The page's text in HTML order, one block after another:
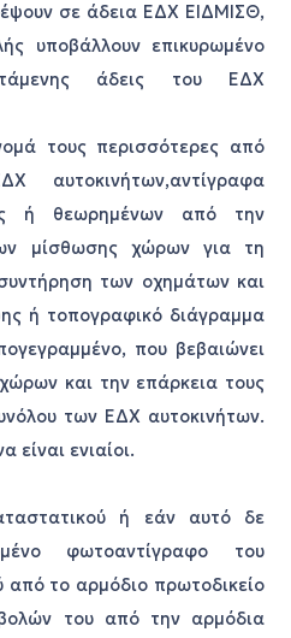
σε άδεια ΕΔΧ ΕΙΔΜΙΣΘ,
υποβάλλουν επικυρωμένο
άδεις του ΕΔΧ
τους περισσότερες από
ή θεωρημένων από την
μίσθωσης χώρων για τη
των οχημάτων και
ή τοπογραφικό διάγραμμα
που βεβαιώνει
και την επάρκεια τους
των ΕΔΧ αυτοκινήτων.
είναι ενιαίοι.
ή εάν αυτό δε
φωτοαντίγραφο του
από το αρμόδιο πρωτοδικείο
του από την αρμόδια